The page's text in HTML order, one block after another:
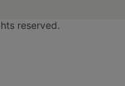
reserved.